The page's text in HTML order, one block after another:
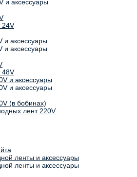
и аксессуары
24V
и аксессуары
и аксессуары
48V
и аксессуары
и аксессуары
(в бобинах)
лент 220V
ленты и аксессуары
ленты и аксессуары